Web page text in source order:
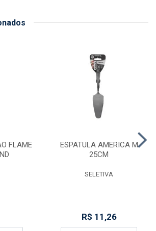
FLAME
ESPATULA AMERICA M
25CM
SELETIVA
R$ 11,26